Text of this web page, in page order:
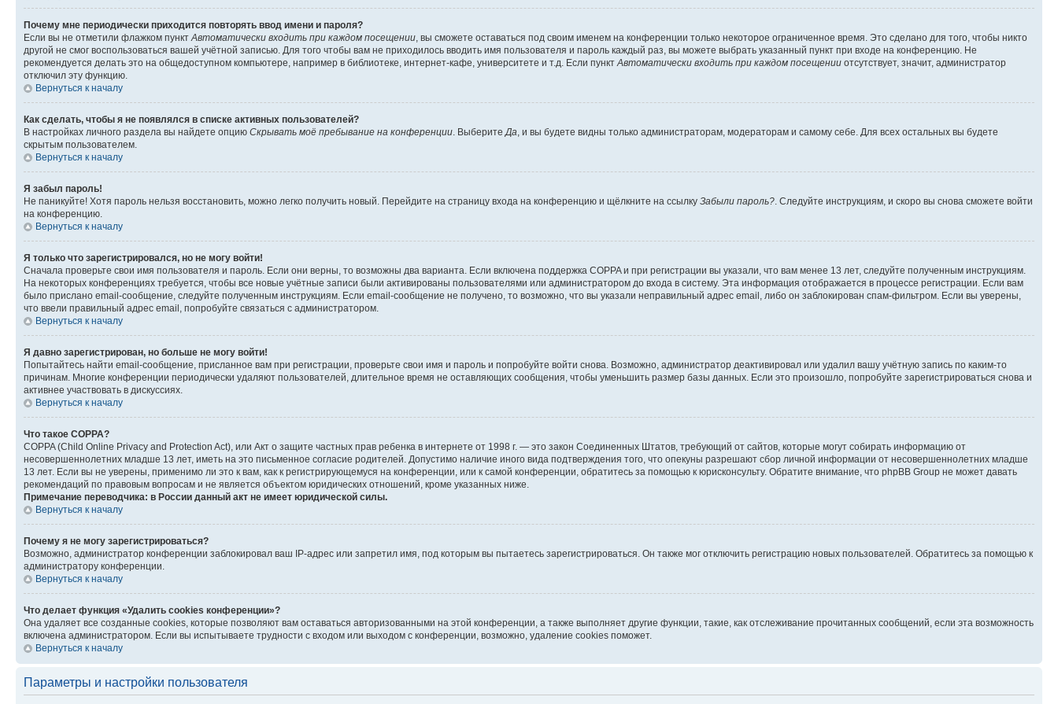
Почему мне периодически приходится повторять ввод имени и пароля?
Если вы не отметили флажком пункт Автоматически входить при каждом посещении , вы сможете оставаться под своим именем на конференции только некоторое ограниченное время. Это сделано для того, чтобы никто
другой не смог воспользоваться вашей учётной записью. Для того чтобы вам не приходилось вводить имя пользователя и пароль каждый раз, вы можете выбрать указанный пункт при входе на конференцию. Не
рекомендуется делать это на общедоступном компьютере, например в библиотеке, интернет-кафе, университете и т.д. Если пункт Автоматически входить при каждом посещении отсутствует, значит, администратор
отключил эту функцию.
Вернуться к началу
Как сделать, чтобы я не появлялся в списке активных пользователей?
В настройках личного раздела вы найдете опцию Скрывать моё пребывание на конференции . Выберите Да , и вы будете видны только администраторам, модераторам и самому себе. Для всех остальных вы будете
скрытым пользователем.
Вернуться к началу
Я забыл пароль!
Не паникуйте! Хотя пароль нельзя восстановить, можно легко получить новый. Перейдите на страницу входа на конференцию и щёлкните на ссылку Забыли пароль? . Следуйте инструкциям, и скоро вы снова сможете войти
на конференцию.
Вернуться к началу
Я только что зарегистрировался, но не могу войти!
Сначала проверьте свои имя пользователя и пароль. Если они верны, то возможны два варианта. Если включена поддержка COPPA и при регистрации вы указали, что вам менее 13 лет, следуйте полученным инструкциям.
На некоторых конференциях требуется, чтобы все новые учётные записи были активированы пользователями или администратором до входа в систему. Эта информация отображается в процессе регистрации. Если вам
было прислано email-сообщение, следуйте полученным инструкциям. Если email-сообщение не получено, то возможно, что вы указали неправильный адрес email, либо он заблокирован спам-фильтром. Если вы уверены,
что ввели правильный адрес email, попробуйте связаться с администратором.
Вернуться к началу
Я давно зарегистрирован, но больше не могу войти!
Попытайтесь найти email-сообщение, присланное вам при регистрации, проверьте свои имя и пароль и попробуйте войти снова. Возможно, администратор деактивировал или удалил вашу учётную запись по каким-то
причинам. Многие конференции периодически удаляют пользователей, длительное время не оставляющих сообщения, чтобы уменьшить размер базы данных. Если это произошло, попробуйте зарегистрироваться снова и
активнее участвовать в дискуссиях.
Вернуться к началу
Что такое COPPA?
COPPA (Child Online Privacy and Protection Act), или Акт о защите частных прав ребенка в интернете от 1998 г. — это закон Соединенных Штатов, требующий от сайтов, которые могут собирать информацию от
несовершеннолетних младше 13 лет, иметь на это письменное согласие родителей. Допустимо наличие иного вида подтверждения того, что опекуны разрешают сбор личной информации от несовершеннолетних младше
13 лет. Если вы не уверены, применимо ли это к вам, как к регистрирующемуся на конференции, или к самой конференции, обратитесь за помощью к юрисконсульту. Обратите внимание, что phpBB Group не может давать
рекомендаций по правовым вопросам и не является объектом юридических отношений, кроме указанных ниже.
Примечание переводчика: в России данный акт не имеет юридической силы.
Вернуться к началу
Почему я не могу зарегистрироваться?
Возможно, администратор конференции заблокировал ваш IP-адрес или запретил имя, под которым вы пытаетесь зарегистрироваться. Он также мог отключить регистрацию новых пользователей. Обратитесь за помощью к
администратору конференции.
Вернуться к началу
Что делает функция «Удалить cookies конференции»?
Она удаляет все созданные cookies, которые позволяют вам оставаться авторизованными на этой конференции, а также выполняет другие функции, такие, как отслеживание прочитанных сообщений, если эта возможность
включена администратором. Если вы испытываете трудности с входом или выходом с конференции, возможно, удаление cookies поможет.
Вернуться к началу
Параметры и настройки пользователя